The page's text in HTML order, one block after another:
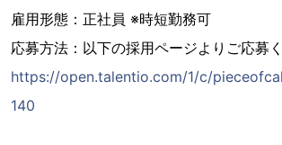
雇用形態：正社員 ※時短勤務可
応募方法：以下の採用ページよりご応募く
https://open.talentio.com/1/c/
140